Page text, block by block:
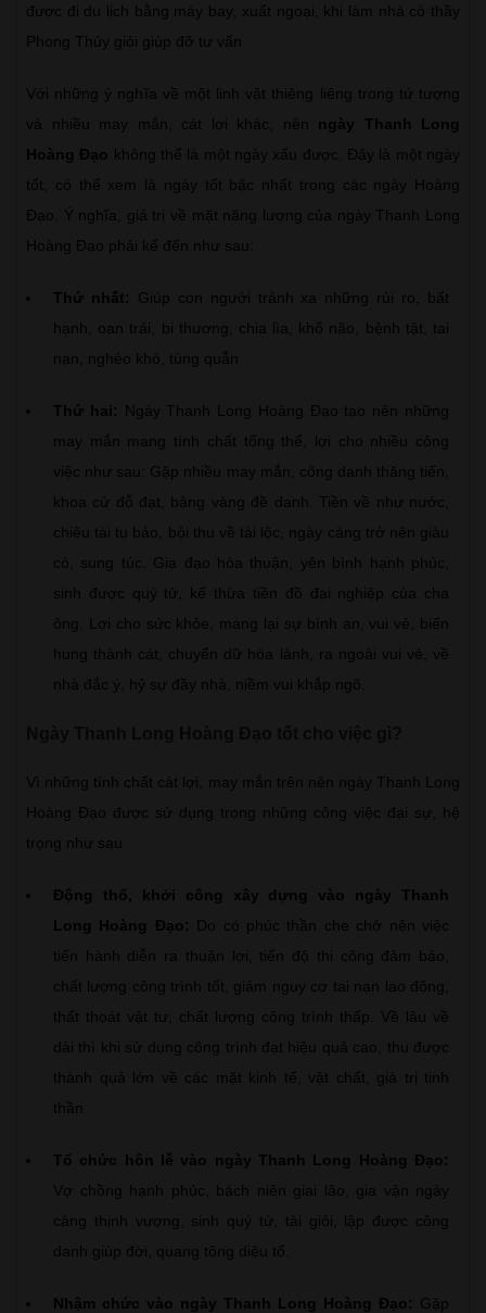
được đi du lịch bằng máy bay, xuất ngoại, khi làm nhà có thầy
Phong Thủy giỏi giúp đỡ tư vấn
Với những ý nghĩa về một linh vật thiêng liêng trong tứ tượng
và nhiều may mắn, cát lợi khác, nên ngày Thanh Long
Hoàng Đạo không thể là một ngày xấu được. Đây là một ngày
tốt, có thể xem là ngày tốt bậc nhất trong các ngày Hoàng
Đạo. Ý nghĩa, giá trị về mặt năng lượng của ngày Thanh Long
Hoàng Đạo phải kể đến như sau:
Thứ nhất: Giúp con người tránh xa những rủi ro, bất
hạnh, oan trái, bi thương, chia lìa, khổ não, bệnh tật, tai
nạn, nghèo khó, túng quẫn
Thứ hai:
Ngày Thanh Long Hoàng Đạo tạo nên những
may mắn mang tính chất tổng thể, lợi cho nhiều công
việc như sau: Gặp nhiều may mắn, công danh thăng tiến,
khoa cử đỗ đạt, bảng vàng đề danh. Tiền về như nước,
chiêu tài tụ bảo, bội thu về tài lộc, ngày càng trở nên giàu
có, sung túc. Gia đạo hòa thuận, yên bình hạnh phúc,
sinh được quý tử, kế thừa tiền đồ đại nghiệp của cha
ông. Lợi cho sức khỏe, mang lại sự bình an, vui vẻ, biến
hung thành cát, chuyển dữ hóa lành, ra ngoài vui vẻ, về
nhà đắc ý, hỷ sự đầy nhà, niềm vui khắp ngõ.
Vì những tính chất cát lợi, may mắn trên nên ngày Thanh Long
Hoàng Đạo được sử dụng trong những công việc đại sự, hệ
trọng như sau
Động thổ, khởi công xây dựng vào ngày Thanh
Long Hoàng Đạo:
Do có phúc thần che chở nên việc
tiến hành diễn ra thuận lợi, tiến độ thi công đảm bảo,
chất lượng công trình tốt, giảm nguy cơ tai nạn lao động,
thất thoát vật tư, chất lượng công trình thấp. Về lâu về
dài thì khi sử dụng công trình đạt hiệu quả cao, thu được
thành quả lớn về các mặt kinh tế, vật chất, giá trị tinh
thần.
Tổ chức hôn lễ vào ngày Thanh Long Hoàng Đạo:
Vợ chồng hạnh phúc, bách niên giai lão, gia vận ngày
càng thịnh vượng, sinh quý tử, tài giỏi, lập được công
danh giúp đời, quang tông diệu tổ.
Nhậm chức vào ngày Thanh Long Hoàng Đạo: Gặp